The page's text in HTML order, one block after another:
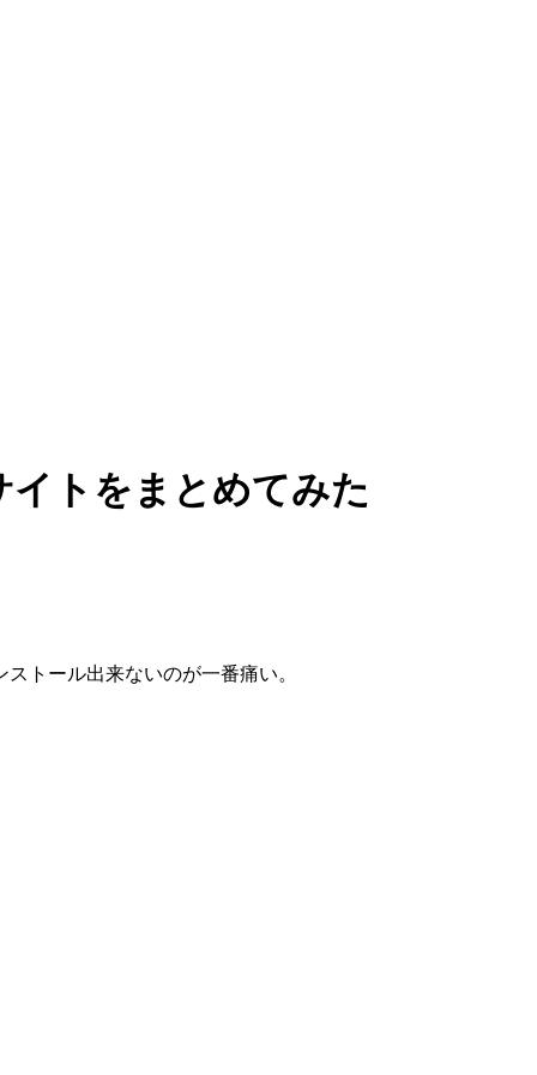
トをまとめてみた
トール出来ないのが一番痛い。